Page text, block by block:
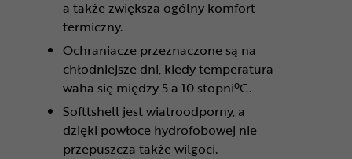
a także zwiększa ogólny komfort
termiczny.
Ochraniacze przeznaczone są na
chłodniejsze dni, kiedy temperatura
waha się między 5 a 10 stopniºC.
Softtshell jest wiatroodporny, a
dzięki powłoce hydrofobowej nie
przepuszcza także wilgoci.